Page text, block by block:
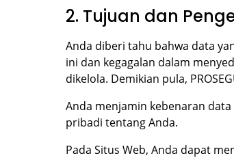
2. Tujuan dan
Anda diberi tahu bahwa data
ini dan kegagalan dalam
dikelola. Demikian pula,
Anda menjamin kebenaran data
pribadi tentang Anda.
Pada Situs Web, Anda dapat